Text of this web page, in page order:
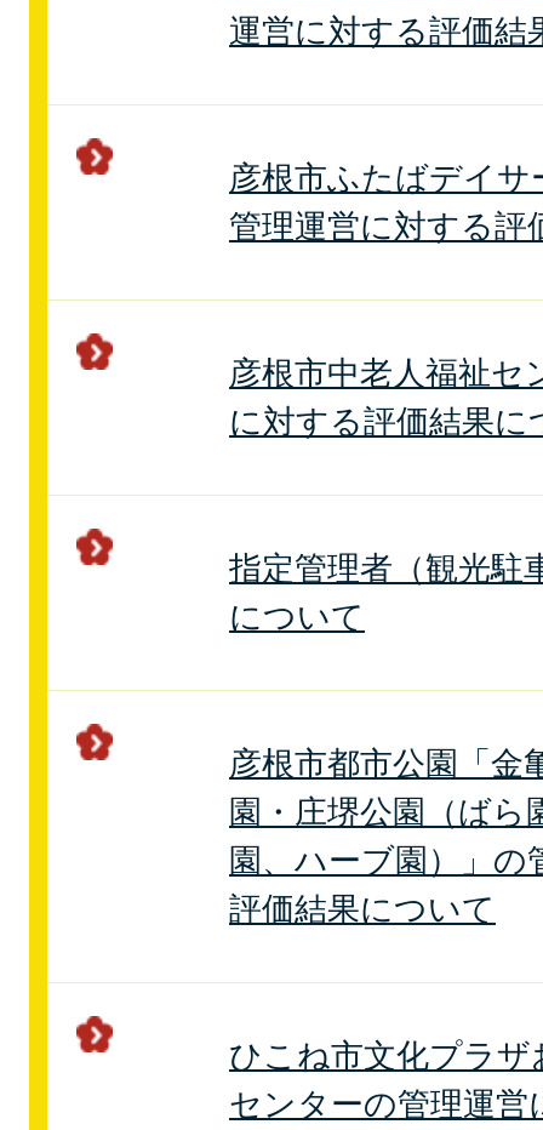
運営に対する評価結
彦根市ふたばデイ
管理運営に対する評
彦根市中老人福祉セ
に対する評価結果に
指定管理者（観光駐
について
彦根市都市公園「金
園・庄堺公園（ばら
園、ハーブ園）」の
評価結果について
ひこね市文化プラ
センターの管理運営